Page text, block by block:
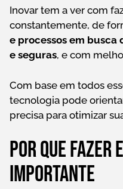
Inovar tem a ver com
constantemente, de
e processos em busca
e seguras, e com
Com base em todos
tecnologia pode
precisa para otimizar
Por que fazer
importante